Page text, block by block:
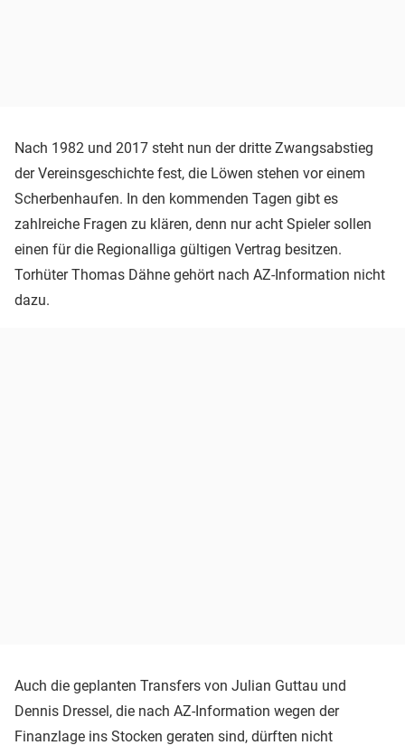
Nach 1982 und 2017 steht nun der dritte Zwangsabstieg
der Vereinsgeschichte fest, die Löwen stehen vor einem
Scherbenhaufen. In den kommenden Tagen gibt es
zahlreiche Fragen zu klären, denn nur acht Spieler sollen
einen für die Regionalliga gültigen Vertrag besitzen.
Torhüter Thomas Dähne gehört nach AZ-Information nicht
dazu.
Auch die geplanten Transfers von Julian Guttau und
Dennis Dressel, die nach AZ-Information wegen der
Finanzlage ins Stocken geraten sind, dürften nicht